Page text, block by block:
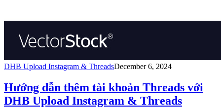
DHB Upload Instagram & ThreadsDecember 6, 2024
Hướng dẫn thêm tài khoản Threads với
DHB Upload Instagram & Threads